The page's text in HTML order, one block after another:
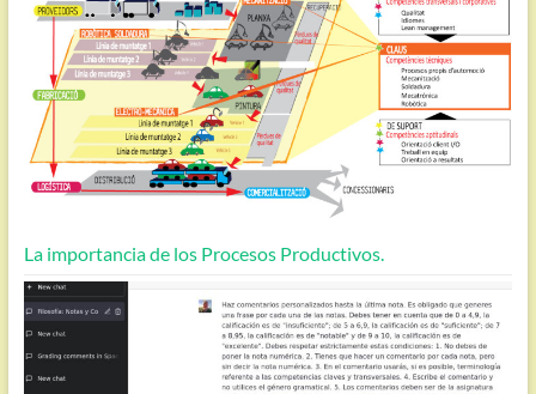
La importancia de los Procesos Productivos.